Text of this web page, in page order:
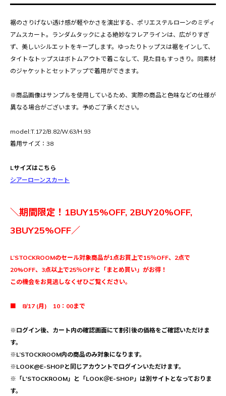
裾のさりげない透け感が軽やかさを演出する、ポリエステルローンのミディ
アムスカート。ランダムタックによる絶妙なフレアラインは、広がりすぎ
ず、美しいシルエットをキープします。ゆったりトップスは裾をインして、
タイトなトップスはボトムアウトで着こなして、見た目もすっきり。同素材
のジャケットとセットアップで着用ができます。
※商品画像はサンプルを使用しているため、実際の商品と色味などの仕様が
異なる場合がございます。予めご了承ください。
model:T.172/B.82/W.63/H.93
着用サイズ：38
Lサイズはこちら
シアーローンスカート
＼期間限定！1BUY15%OFF, 2BUY20%OFF,
3BUY25%OFF／
L’STOCKROOMのセール対象商品が1点お買上で15％OFF、2点で
20%OFF、3点以上で25％OFFと「まとめ買い」がお得！
この機会をお見逃しなくぜひご覧ください。
■ 8/17 (月) 10：00まで
※ログイン後、カート内の確認画面にて割引後の価格をご確認いただけま
す。
※L’STOCKROOM内の商品のみ対象になります。
※LOOK@E-SHOPと同じアカウントでログインいただけます。
※「L'STOCKROOM」と「LOOK＠E-SHOP」は別サイトとなっておりま
す。